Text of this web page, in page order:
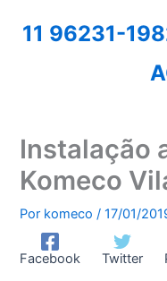
11 96231-
Instalação
Komeco
Por komeco/17/01/
Facebook Twitter